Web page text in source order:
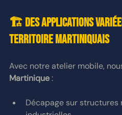
🏗️ Des applications
territoire martiniquais
Avec notre atelier mobile,
Martinique :
Décapage sur